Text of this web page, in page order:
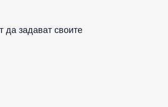
да задават своите